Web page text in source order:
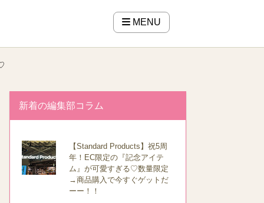
MENU
新着の編集部コラム
【Standard Products】祝5周
年！EC限定の『記念アイテ
ム』が可愛すぎる♡数量限定
→商品購入で今すぐゲットだ
ーー！！